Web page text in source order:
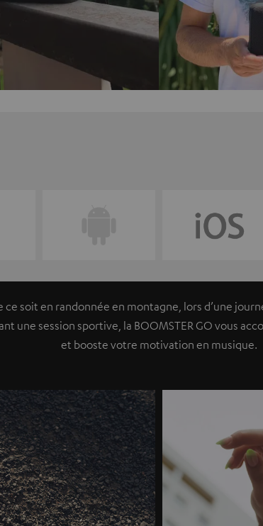
ce soit en randonnée en montagne, lors d’une
une session sportive, la BOOMSTER GO vous
et booste votre motivation en musique.